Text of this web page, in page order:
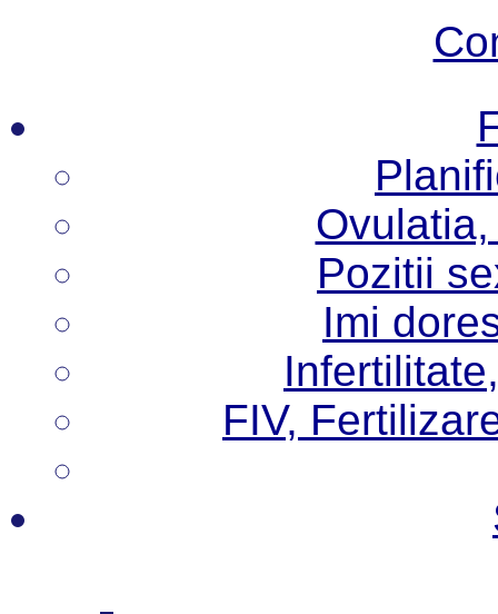
Pozitii
Imi
FIV,